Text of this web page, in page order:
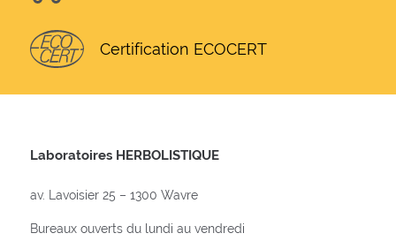
Certification ECOCERT
Laboratoires HERBOLISTIQUE
av. Lavoisier 25 – 1300 Wavre
Bureaux ouverts du lundi au vendredi